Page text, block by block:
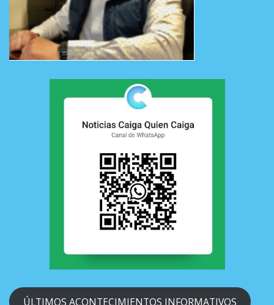
ÚLTIMOS ACONTECIMIENTOS INFORMATIVOS